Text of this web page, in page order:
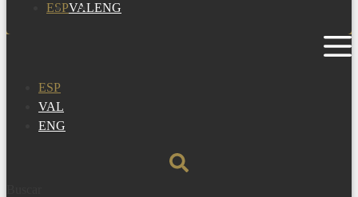
ESPVALENG
ESP
VAL
ENG